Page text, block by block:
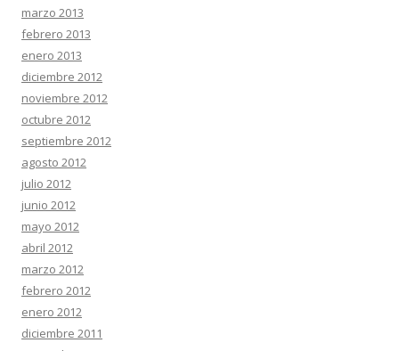
marzo 2013
febrero 2013
enero 2013
diciembre 2012
noviembre 2012
octubre 2012
septiembre 2012
agosto 2012
julio 2012
junio 2012
mayo 2012
abril 2012
marzo 2012
febrero 2012
enero 2012
diciembre 2011